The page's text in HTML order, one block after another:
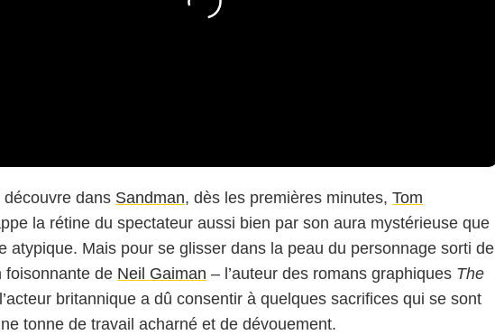
dans Sandman, dès les premières minutes, Tom
la rétine du spectateur aussi bien par son aura mystérieuse que
atypique. Mais pour se glisser dans la peau du personnage sorti de
foisonnante de Neil Gaiman – l’auteur des romans graphiques The
britannique a dû consentir à quelques sacrifices qui se sont
tonne de travail acharné et de dévouement.